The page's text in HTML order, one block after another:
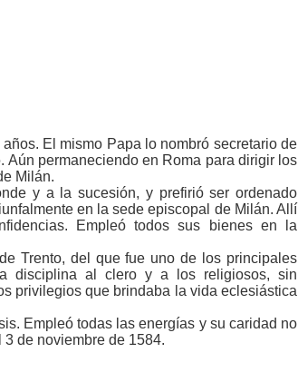
El mismo Papa lo nombró secretario de
Aún permaneciendo en Roma para dirigir los
Milán.
y a la sucesión, y prefirió ser ordenado
en la sede episcopal de Milán. Allí
Empleó todos sus bienes en la
Trento, del que fue uno de los principales
disciplina al clero y a los religiosos, sin
privilegios que brindaba la vida eclesiástica
Empleó todas las energías y su caridad no
de noviembre de 1584.